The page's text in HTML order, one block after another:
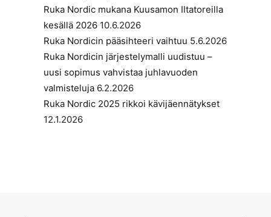
Ruka Nordic mukana Kuusamon Iltatoreilla
kesällä 2026 10.6.2026
Ruka Nordicin pääsihteeri vaihtuu 5.6.2026
Ruka Nordicin järjestelymalli uudistuu –
uusi sopimus vahvistaa juhlavuoden
valmisteluja 6.2.2026
Ruka Nordic 2025 rikkoi kävijäennätykset
12.1.2026